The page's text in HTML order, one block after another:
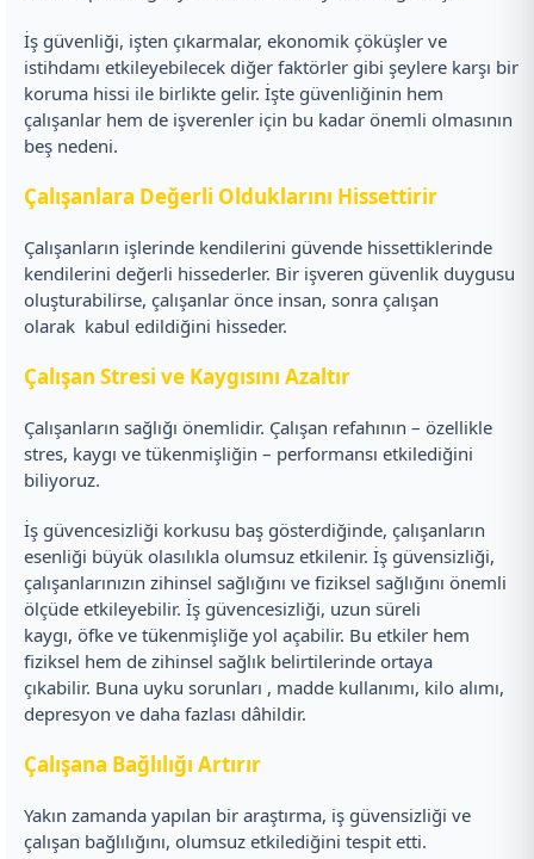
İş güvenliği, işten çıkarmalar, ekonomik çöküşler ve
istihdamı etkileyebilecek diğer faktörler gibi şeylere karşı bir
koruma hissi ile birlikte gelir. İşte güvenliğinin hem
çalışanlar hem de işverenler için bu kadar önemli olmasının
beş nedeni.
Çalışanlara Değerli Olduklarını Hissettirir
Çalışanların işlerinde kendilerini güvende hissettiklerinde
kendilerini değerli hissederler. Bir işveren güvenlik duygusu
oluşturabilirse, çalışanlar önce insan, sonra çalışan
olarak kabul edildiğini hisseder.
Çalışan Stresi ve Kaygısını Azaltır
Çalışanların sağlığı önemlidir. Çalışan refahının – özellikle
stres, kaygı ve tükenmişliğin – performansı etkilediğini
biliyoruz.
İş güvencesizliği korkusu baş gösterdiğinde, çalışanların
esenliği büyük olasılıkla olumsuz etkilenir. İş güvensizliği,
çalışanlarınızın zihinsel sağlığını ve fiziksel sağlığını önemli
ölçüde etkileyebilir. İş güvencesizliği, uzun süreli
kaygı, öfke ve tükenmişliğe yol açabilir. Bu etkiler hem
fiziksel hem de zihinsel sağlık belirtilerinde ortaya
çıkabilir. Buna uyku sorunları , madde kullanımı, kilo alımı,
depresyon ve daha fazlası dâhildir.
Çalışana Bağlılığı Artırır
Yakın zamanda yapılan bir araştırma, iş güvensizliği ve
çalışan bağlılığını, olumsuz etkilediğini tespit etti.